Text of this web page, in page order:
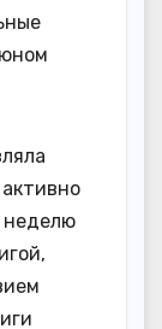
неделю